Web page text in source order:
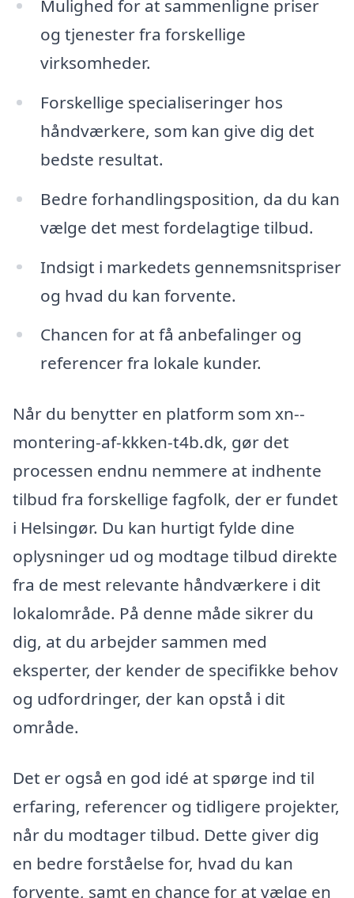
Mulighed for at sammenligne priser
og tjenester fra forskellige
virksomheder.
Forskellige specialiseringer hos
håndværkere, som kan give dig det
bedste resultat.
Bedre forhandlingsposition, da du kan
vælge det mest fordelagtige tilbud.
Indsigt i markedets gennemsnitspriser
og hvad du kan forvente.
Chancen for at få anbefalinger og
referencer fra lokale kunder.
Når du benytter en platform som xn--
montering-af-kkken-t4b.dk, gør det
processen endnu nemmere at indhente
tilbud fra forskellige fagfolk, der er fundet
i Helsingør. Du kan hurtigt fylde dine
oplysninger ud og modtage tilbud direkte
fra de mest relevante håndværkere i dit
lokalområde. På denne måde sikrer du
dig, at du arbejder sammen med
eksperter, der kender de specifikke behov
og udfordringer, der kan opstå i dit
område.
Det er også en god idé at spørge ind til
erfaring, referencer og tidligere projekter,
når du modtager tilbud. Dette giver dig
en bedre forståelse for, hvad du kan
forvente, samt en chance for at vælge en